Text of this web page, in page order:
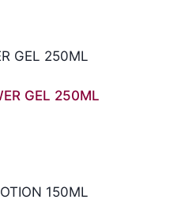
GEL 250ML